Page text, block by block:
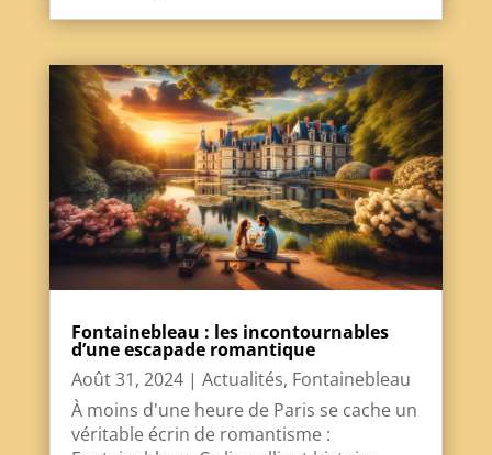
Fontainebleau : les incontournables
d’une escapade romantique
Août 31, 2024| Actualités, Fontainebleau
À moins d'une heure de Paris se cache un
véritable écrin de romantisme :